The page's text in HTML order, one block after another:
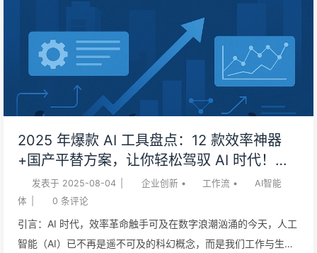
觉”。真正的护城河在于动态、智能的上下文管理能力，这才是构
文”，才能成就“AI 智能体”随着前沿模型的上下文窗口持续扩大，
许多模型已支持高达 100 万个 token，我看到许多激动人心的讨
论，认为长上下文窗口将解锁我们梦寐以求的 AI 智能体。毕
竟，只要窗口足够大，你就可以把任何可能需要的东西——工
下的一切。 长上下文让 RAG（检索增强生成）的热度骤然降温
（既然能把所有文档都放进提示词，何必费心去寻找最佳文档
呢！），为 MCP（多功能连接平台）的火爆添了一把火（连接
所有工具，模型就能胜任任何工...
2025 年爆款 AI 工具盘点：12 款效率神器
+国产平替方案，让你轻松驾驭 AI 时代！
——慢慢学AI167
发表于 2025-08-04 企业创新 • 工作流 •
AI智能
体
0 条评论
引言：AI 时代，效率革命触手可及在数字浪潮汹涌的今天，人工
智能（AI）已不再是遥不可及的科幻概念，而是我们工作与生活